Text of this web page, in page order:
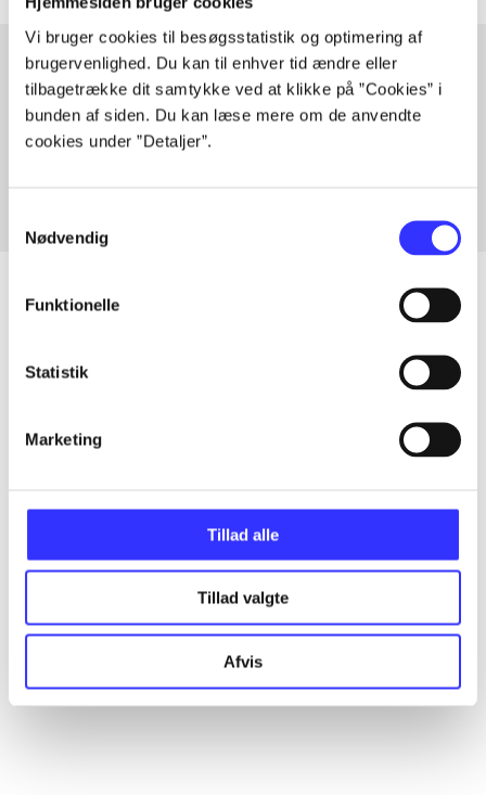
Vi bruger cookies til besøgsstatistik og optimering af
brugervenlighed. Du kan til enhver tid ændre eller
tilbagetrække dit samtykke ved at klikke på ”Cookies” i
bunden af siden. Du kan læse mere om de anvendte
cookies under ”Detaljer”.
Nødvendig
Funktionelle
Statistik
Marketing
Tillad alle
Tillad valgte
Afvis
Artikler med samme emner
Fra
...